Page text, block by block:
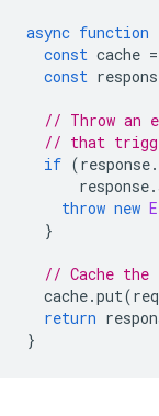
async function
const cache =
const
// Throw an
// that
if (response.
response.
throw new
}
// Cache
cache.put(
return
}